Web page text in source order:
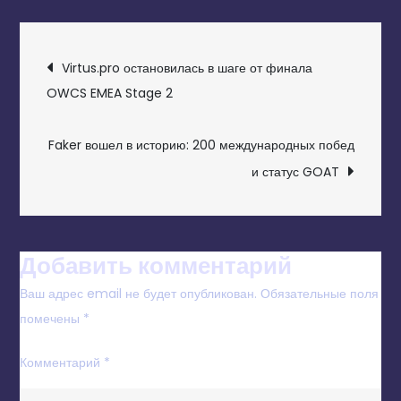
НАВИГАЦИЯ
ПО
ЗАПИСЯМ
Virtus.pro остановилась в шаге от финала
OWCS EMEA Stage 2
Faker вошел в историю: 200 международных побед
и статус GOAT
Добавить комментарий
Ваш адрес email не будет опубликован. Обязательные поля
помечены *
Комментарий *